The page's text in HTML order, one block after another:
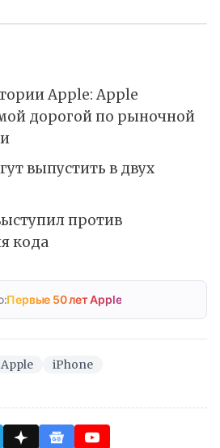
Apple: Apple
дорогой по рыночной
выпустить в двух
против
кода
Первые 50 лет Apple
Apple iPhone